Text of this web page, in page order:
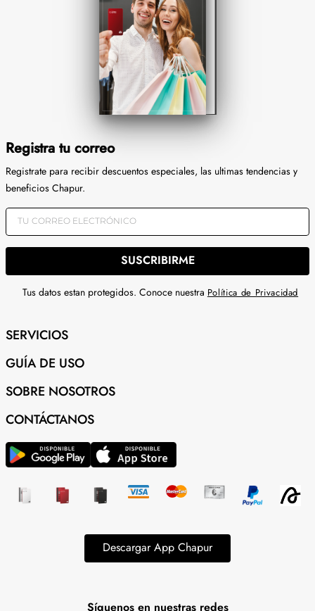
Registra tu correo
Registrate para recibir descuentos especiales, las ultimas tendencias y
beneficios Chapur.
SUSCRIBIRME
Tus datos estan protegidos. Conoce nuestra Política de Privacidad
SERVICIOS
GUÍA DE USO
SOBRE NOSOTROS
CONTÁCTANOS
Descargar App Chapur
Síguenos en nuestras redes